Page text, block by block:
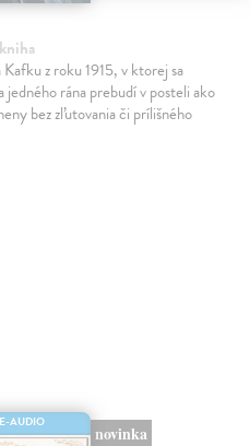
z roku 1915, v ktorej sa
rána prebudí v posteli ako
bez zľutovania či prílišného
E-AUDIO
novinka